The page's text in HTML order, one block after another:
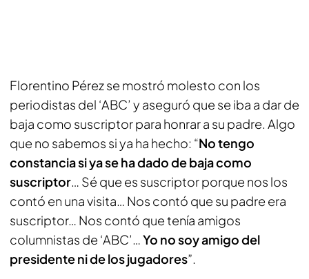
Florentino Pérez se mostró molesto con los
periodistas del ‘ABC’ y aseguró que se iba a dar de
baja como suscriptor para honrar a su padre. Algo
que no sabemos si ya ha hecho: “No tengo
constancia si ya se ha dado de baja como
suscriptor… Sé que es suscriptor porque nos los
contó en una visita… Nos contó que su padre era
suscriptor… Nos contó que tenía amigos
columnistas de ‘ABC’…Yo no soy amigo del
presidente ni de los jugadores”.